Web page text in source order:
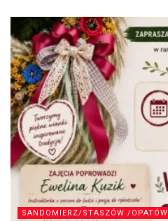
SANDOMIERZ/STASZÓW /OPATÓW